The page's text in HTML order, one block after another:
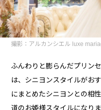
撮影：アルカンシエル luxe
ふんわりと膨らんだプリン
は、シニヨンスタイルがお
にまとめたシニヨンとの相
道のお姫様スタイルになり